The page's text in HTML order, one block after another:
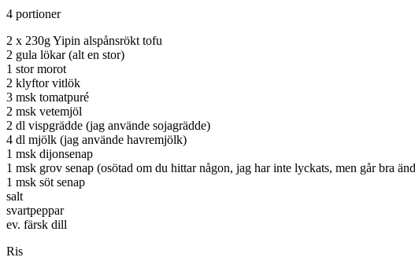
4 portioner
2 x 230g Yipin alspånsrökt tofu
2 gula lökar (alt en stor)
1 stor morot
2 klyftor vitlök
3 msk tomatpuré
2 msk vetemjöl
2 dl vispgrädde (jag använde sojagrädde)
4 dl mjölk (jag använde havremjölk)
1 msk dijonsenap
1 msk grov senap (osötad om du hittar någon, jag har inte lyckats, men går bra
1 msk söt senap
salt
svartpeppar
ev. färsk dill
Ris